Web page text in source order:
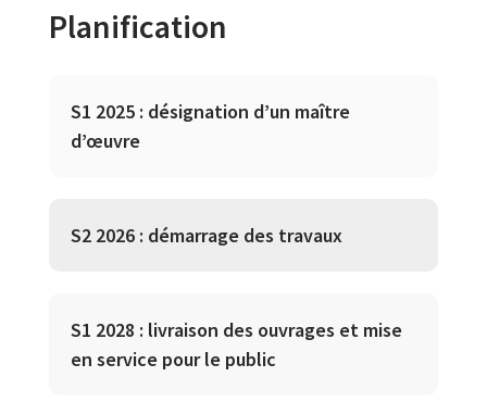
Planification
S1 2025 : désignation d’un maître
d’œuvre
S2 2026 : démarrage des travaux
S1 2028 : livraison des ouvrages et mise
en service pour le public